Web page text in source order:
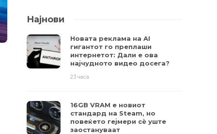
Најнови
Новата реклама на AI
гигантот го преплаши
интернетот: Дали е ова
најчудното видео досега?
23 часа
16GB VRAM е новиот
стандард на Steam, но
повеќето гејмери ​​сè уште
заостануваат